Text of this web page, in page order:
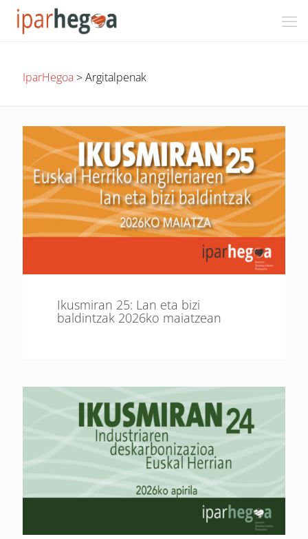
IparHegoa>Argitalpenak
Ikusmiran 25: Lan eta bizi
baldintzak 2026ko maiatzean